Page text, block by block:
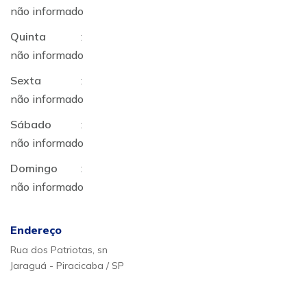
não informado
Quinta
:
não informado
Sexta
:
não informado
Sábado
:
não informado
Domingo
:
não informado
Endereço
Rua dos Patriotas, sn
Jaraguá - Piracicaba / SP